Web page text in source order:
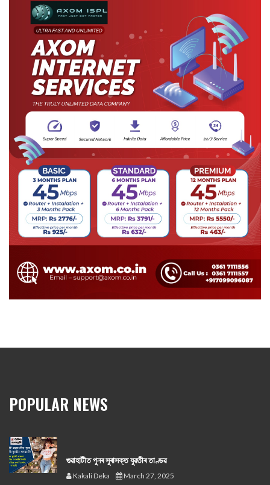
POPULAR NEWS
গুৱাহাটীত পুনৰ সুৰাসক্ত যুৱতীৰ তাণ্ডৱ
Kakali Deka March 27, 2025